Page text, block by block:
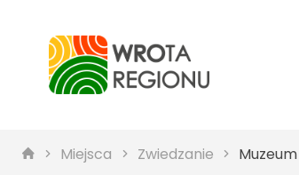
Miejsca Zwiedzanie Muzeum